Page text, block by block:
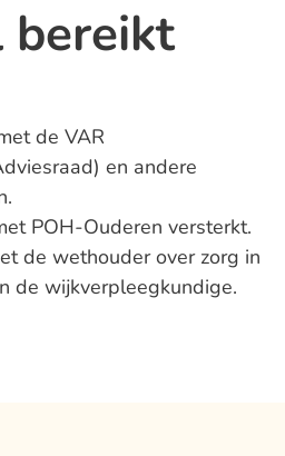
bereikt
de VAR
en andere
POH-Ouderen versterkt.
de wethouder over zorg in
de wijkverpleegkundige.